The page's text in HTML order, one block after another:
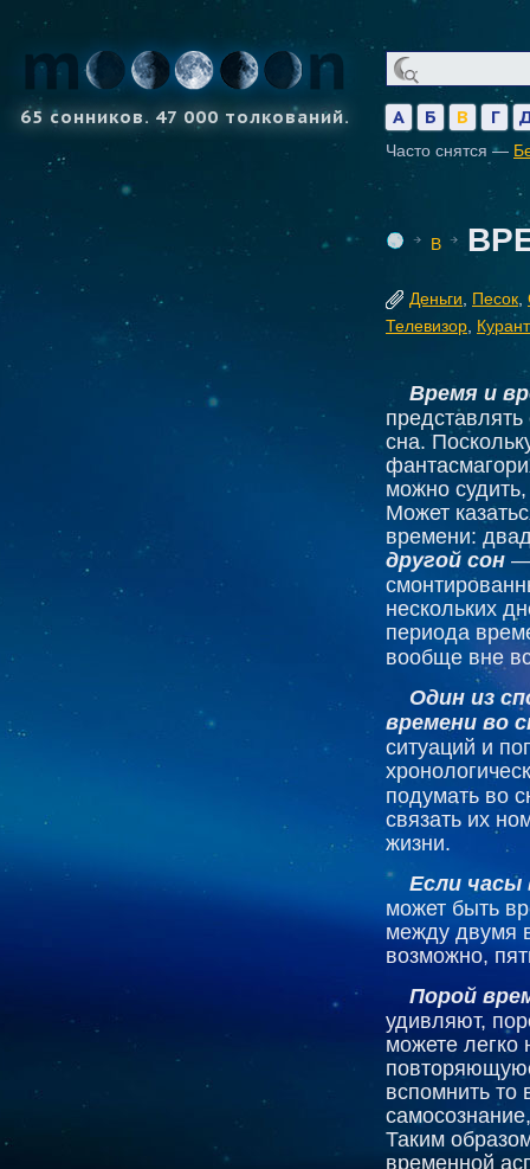
65 сонников. 47 000 толкований. А Б В Г
Часто снятся —
В
Деньги Песок
Телевизор
Время и
сна.
можно
Может
времени:
другой сон —
нескольких
периода
вообще вне
Один из
времени во
ситуаций и
подумать во
связать их
жизни.
Если часы
может быть
между двумя
возможно,
Порой
удивляют,
можете легко
вспомнить то
Таким
временной